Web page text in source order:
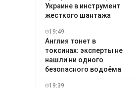
Украине в инструмент
жесткого шантажа
19:49
Англия тонет в
токсинах: эксперты не
нашли ни одного
безопасного водоёма
19:39